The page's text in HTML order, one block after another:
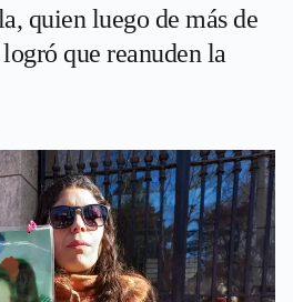
quien luego de más de
que reanuden la